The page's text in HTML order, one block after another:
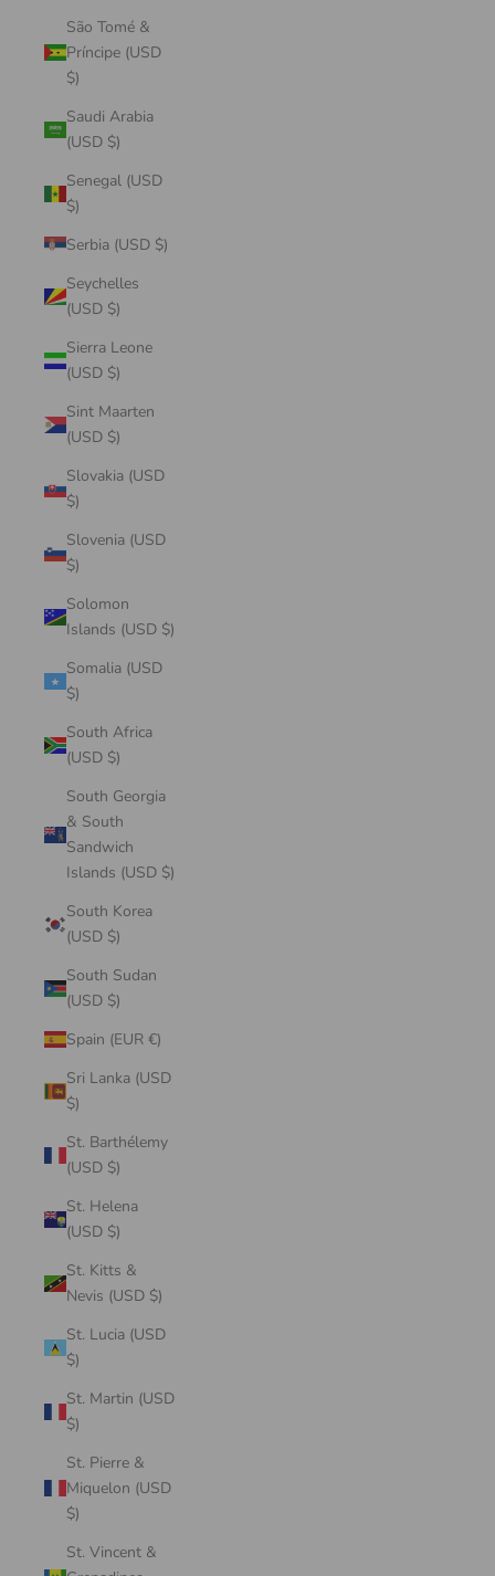
São Tomé &
Príncipe (USD
$)
Saudi Arabia
(USD $)
Senegal (USD
$)
Serbia (USD $)
Seychelles
(USD $)
Sierra Leone
(USD $)
Sint Maarten
(USD $)
Slovakia (USD
$)
Slovenia (USD
$)
Solomon
Islands (USD $)
Somalia (USD
$)
South Africa
(USD $)
South Georgia
& South
Sandwich
Islands (USD $)
South Korea
(USD $)
South Sudan
(USD $)
Spain (EUR €)
Sri Lanka (USD
$)
St. Barthélemy
(USD $)
St. Helena
(USD $)
St. Kitts &
Nevis (USD $)
St. Lucia (USD
$)
St. Martin (USD
$)
St. Pierre &
Miquelon (USD
$)
St. Vincent &